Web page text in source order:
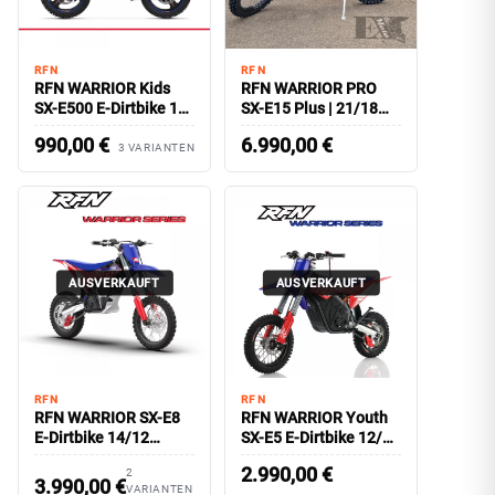
RFN
RFN WARRIOR Kids
SX-E500 E-Dirtbike 14
Zoll Radsatz
990,00€ 3 VARIANTEN
RFN
RFN WARRIOR PRO
SX-E15 Plus | 21/18
Radsatz
6.990,00€
AUSVERKAUFT
RFN
RFN WARRIOR SX-E8
E-Dirtbike 14/12
Radsatz
3.990,00€
2
VARIANTEN
AUSVERKAUFT
RFN
RFN WARRIOR Youth
SX-E5 E-Dirtbike 12/10
Radsatz
2.990,00€